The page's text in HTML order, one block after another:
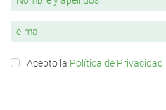
Acepto la Política de Privacidad